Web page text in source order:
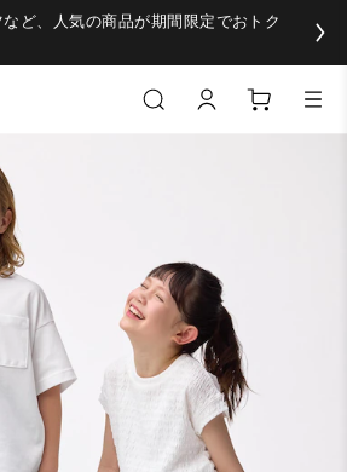
ど、人気の商品が期間限定でおトク